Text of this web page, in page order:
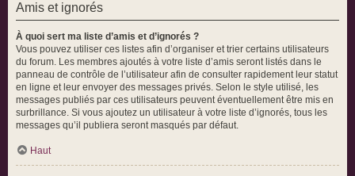
Amis et ignorés
À quoi sert ma liste d’amis et d’ignorés ?
Vous pouvez utiliser ces listes afin d’organiser et trier certains utilisateurs
du forum. Les membres ajoutés à votre liste d’amis seront listés dans le
panneau de contrôle de l’utilisateur afin de consulter rapidement leur statut
en ligne et leur envoyer des messages privés. Selon le style utilisé, les
messages publiés par ces utilisateurs peuvent éventuellement être mis en
surbrillance. Si vous ajoutez un utilisateur à votre liste d’ignorés, tous les
messages qu’il publiera seront masqués par défaut.
Haut